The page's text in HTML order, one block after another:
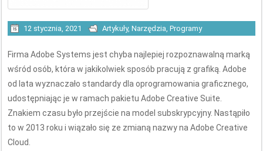
12 stycznia, 2021 Artykuły,Narzędzia,Programy
Firma Adobe Systems jest chyba najlepiej rozpoznawalną marką
wśród osób, która w jakikolwiek sposób pracują z grafiką. Adobe
od lata wyznaczało standardy dla oprogramowania graficznego,
udostępniając je w ramach pakietu Adobe Creative Suite.
Znakiem czasu było przejście na model subskrypcyjny. Nastąpiło
to w 2013 roku i wiązało się ze zmianą nazwy na Adobe Creative
Cloud.